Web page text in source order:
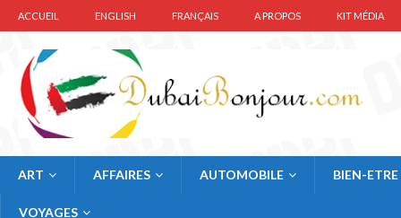
ACCUEIL ENGLISH FRANÇAIS A PROPOS KIT MÉDIA
ART AFFAIRES AUTOMOBILE BIEN-ETRE
VOYAGES